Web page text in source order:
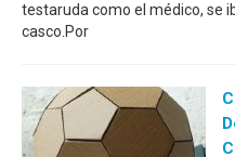
testaruda como el médico, se
casco.Por